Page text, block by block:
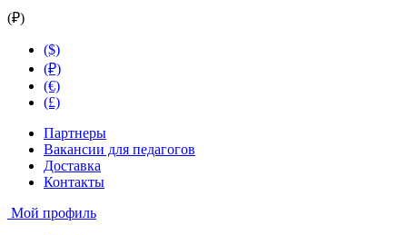
(₽)
($)
(₽)
(€)
(£)
Партнеры
Вакансии для педагогов
Доставка
Контакты
Мой профиль